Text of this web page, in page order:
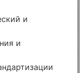
и
и